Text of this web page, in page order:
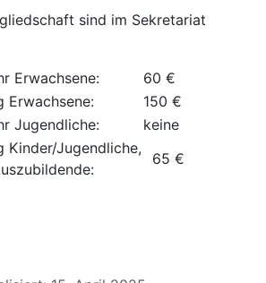
sind im Sekretariat
Erwachsene:
60 €
Erwachsene:
150 €
Jugendliche:
keine
Kinder/Jugendliche,
65 €